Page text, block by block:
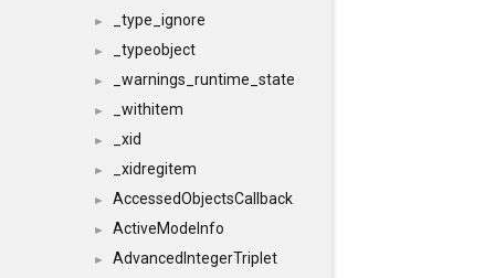
► _type_ignore
► _typeobject
► _warnings_runtime_state
► _withitem
► _xid
► _xidregitem
► AccessedObjectsCallback
► ActiveModeInfo
► AdvancedIntegerTriplet